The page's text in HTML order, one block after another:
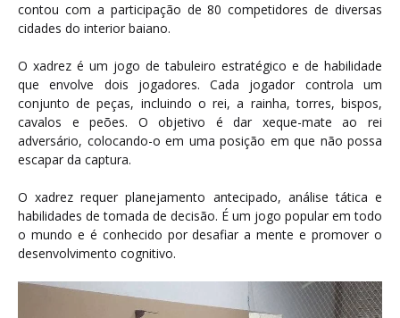
contou com a participação de 80 competidores de diversas
cidades do interior baiano.
O xadrez é um jogo de tabuleiro estratégico e de habilidade
que envolve dois jogadores. Cada jogador controla um
conjunto de peças, incluindo o rei, a rainha, torres, bispos,
cavalos e peões. O objetivo é dar xeque-mate ao rei
adversário, colocando-o em uma posição em que não possa
escapar da captura.
O xadrez requer planejamento antecipado, análise tática e
habilidades de tomada de decisão. É um jogo popular em todo
o mundo e é conhecido por desafiar a mente e promover o
desenvolvimento cognitivo.